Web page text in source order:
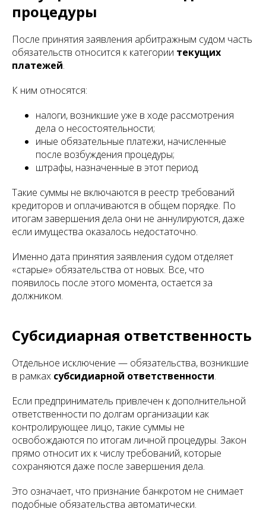
процедуры
После принятия заявления арбитражным судом часть
обязательств относится к категории текущих
платежей.
К ним относятся:
налоги, возникшие уже в ходе рассмотрения
дела о несостоятельности;
иные обязательные платежи, начисленные
после возбуждения процедуры;
штрафы, назначенные в этот период.
Такие суммы не включаются в реестр требований
кредиторов и оплачиваются в общем порядке. По
итогам завершения дела они не аннулируются, даже
если имущества оказалось недостаточно.
Именно дата принятия заявления судом отделяет
«старые» обязательства от новых. Все, что
появилось после этого момента, остается за
должником.
Субсидиарная ответственность
Отдельное исключение — обязательства, возникшие
в рамках субсидиарной ответственности.
Если предприниматель привлечен к дополнительной
ответственности по долгам организации как
контролирующее лицо, такие суммы не
освобождаются по итогам личной процедуры. Закон
прямо относит их к числу требований, которые
сохраняются даже после завершения дела.
Это означает, что признание банкротом не снимает
подобные обязательства автоматически.